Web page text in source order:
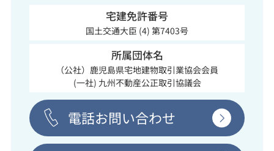
宅建免許番号
国土交通大臣 (4) 第7403号
所属団体名
（公社）鹿児島県宅地建物取引業協会会員
(一社) 九州不動産公正取引協議会
電話お問い合わせ